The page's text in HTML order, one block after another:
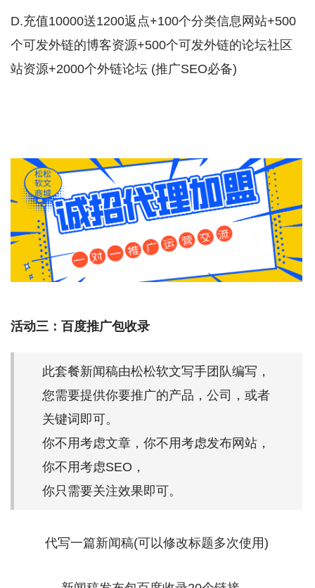
D.充值10000送1200返点+100个分类信息网站+500
个可发外链的博客资源+500个可发外链的论坛社区
站资源+2000个外链论坛 (推广SEO必备)
活动三：百度推广包收录
此套餐新闻稿由松松软文写手团队编写，
您需要提供你要推广的产品，公司，或者
关键词即可。
你不用考虑文章，你不用考虑发布网站，
你不用考虑SEO，
你只需要关注效果即可。
代写一篇新闻稿(可以修改标题多次使用)